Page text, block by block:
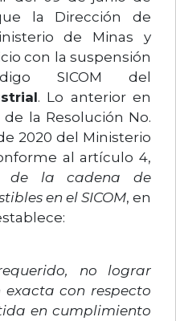
la Dirección de
de Minas y
con la suspensión
SICOM del
. Lo anterior en
la Resolución No.
2020 del Ministerio
al artículo 4,
de la cadena de
en el SICOM, en
no lograr
con respecto
en cumplimiento